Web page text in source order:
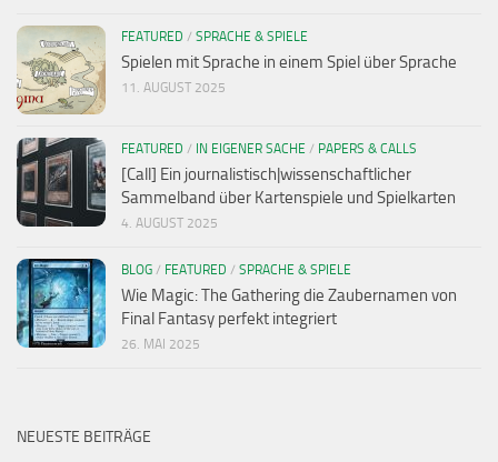
FEATURED / SPRACHE & SPIELE
Spielen mit Sprache in einem Spiel über Sprache
11. AUGUST 2025
FEATURED / IN EIGENER SACHE / PAPERS & CALLS
[Call] Ein journalistisch|wissenschaftlicher
Sammelband über Kartenspiele und Spielkarten
4. AUGUST 2025
BLOG / FEATURED / SPRACHE & SPIELE
Wie Magic: The Gathering die Zaubernamen von
Final Fantasy perfekt integriert
26. MAI 2025
NEUESTE BEITRÄGE